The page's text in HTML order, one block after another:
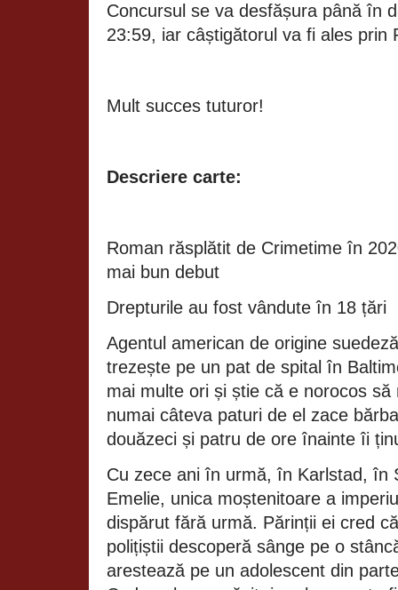
Concursul se va desfășura până în
23:59, iar câștigătorul va fi ales prin
Mult succes tuturor!
Descriere carte:
Roman răsplătit de Crimetime în
mai bun debut
Drepturile au fost vândute în 18 țări
Agentul american de origine
trezește pe un pat de spital în
mai multe ori și știe că e norocos
numai câteva paturi de el zace
douăzeci și patru de ore înainte îi
Cu zece ani în urmă, în Karlstad, în
Emelie, unica moștenitoare a
dispărut fără urmă. Părinții ei cred
polițiștii descoperă sânge pe o
arestează pe un adolescent din